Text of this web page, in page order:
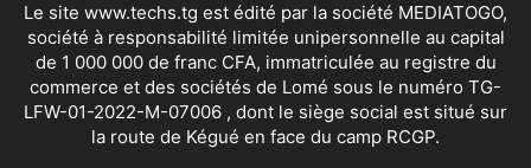
Le site www.techs.tg est édité par la société MEDIATOGO,
société à responsabilité limitée unipersonnelle au capital
de 1 000 000 de franc CFA, immatriculée au registre du
commerce et des sociétés de Lomé sous le numéro TG-
LFW-01-2022-M-07006 , dont le siège social est situé sur
la route de Kégué en face du camp RCGP.